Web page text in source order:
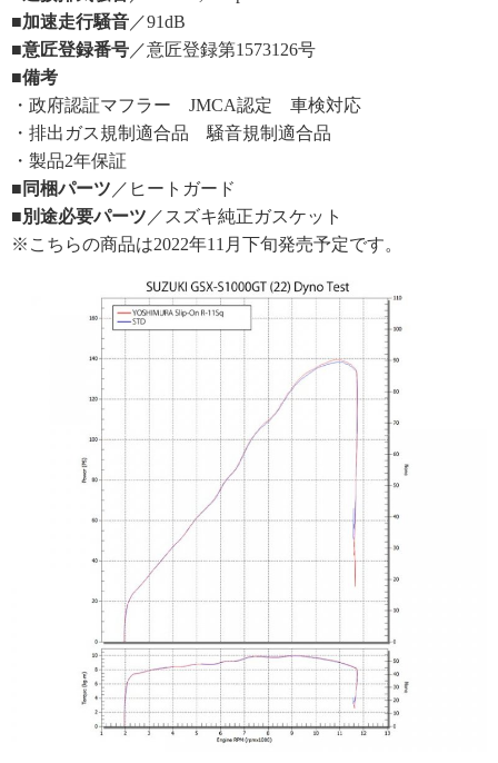
■加速走行騒音 ／91dB
■意匠登録番号 ／意匠登録第1573126号
■備考
・政府認証マフラー JMCA認定 車検対応
・排出ガス規制適合品 騒音規制適合品
・製品2年保証
■同梱パーツ ／ヒートガード
■別途必要パーツ ／スズキ純正ガスケット
※こちらの商品は2022年11月下旬発売予定です。